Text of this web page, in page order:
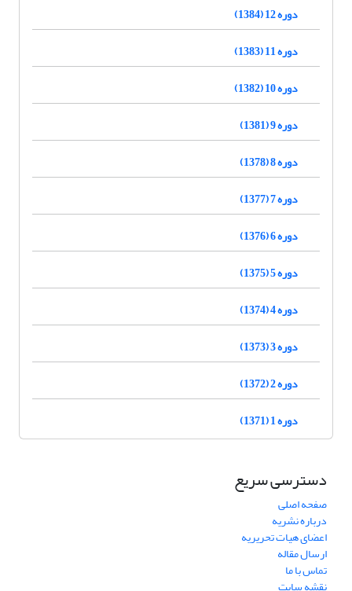
دوره 12 (1384)
دوره 11 (1383)
دوره 10 (1382)
دوره 9 (1381)
دوره 8 (1378)
دوره 7 (1377)
دوره 6 (1376)
دوره 5 (1375)
دوره 4 (1374)
دوره 3 (1373)
دوره 2 (1372)
دوره 1 (1371)
دسترسی سریع
صفحه اصلی
درباره نشریه
اعضای هیات تحریریه
ارسال مقاله
تماس با ما
نقشه سایت